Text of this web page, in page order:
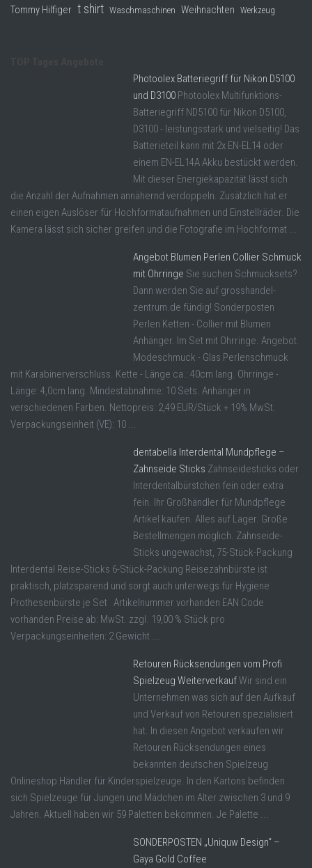
Tommy Hilfiger t shirt Waschmaschinen Weihnachten Werkzeug
Photoolex Batteriegriff für Nikon D5100
und D3100 Photoolex Multifunktions-
Batteriegriff ND5100 für Nikon D5100,
D3100 - leistungsstark und vielseitig! Das
Batterieteil kann mit 2x EN-EL14 oder
einem EN-EL14A Akku bestückt werden.
Mit dieser Energiekapazität lässt sich
die Anzahl der Aufnahmen annähernd verdoppeln. Zusätzlich hat er
einen eigen Auslöser für Hochformataufnahmen und Einstellräder. Die
Kamera lässt sich sicher greifen und die Fotografie im Hochformat ...
Angebot Blumen Perlen Collier Schmuck
mit Ohrringe Sie suchen Schmucksets?
Dann werden Sie auf grosshandel-
zentrum.de fündig! Sonderposten
Perlen Ketten - Collier mit Blumen
Anhänger. Im Set mit Ohrringe. Angebot.
Modeschmuck - Glas Perlenschmuck
mit Karabinerverschluss. Kette - Länge ca.: 40cm lang. Ohrringe -
Länge: 4,0cm lang. Mindestabnahme: 10 Sets. Anhänger in
verschiedenen Farben. Nettopreis: 2,49 EUR/Stück + 19% MwSt.
Verpackungseinheit (VE): 10 ...
dentabella Interdental Mundpflege –
Zahnseide Sticks Zahnseidesticks oder
Interdentalbürstchen fein oder extra
fein. Ihr Großhändler für Mundpflege
Artikel kaufen. Alles auf Lager. Große
Bestellmengen möglich. Zahnseide-
Sticks ungewachst, 75-Stück-Packung
Interdental Reise-Sticks 6-Stück-Packung Reisezahnbürste ist
praktisch, platzsparend und sorgt auch unterwegs für Hygiene
Prothesenbürste je Set Artikelnummer vorhanden EAN Code
vorhanden Preise ab: MwSt. zzgl. 19,00 % Stück pro
Verpackungseinheiten: 2 Gewicht ...
Retouren Rücksendungen vom Profi
Spielzeug WeiterverkaufWir sind ein
Unternehmen was sich auf den Aufkauf
und Verkauf von Retouren spezialisiert
hat. In diesen Angebot verkaufen wir
Retouren Rücksendungen eines
bekannten deutschen Spielzeug
Onlineshop Händler für Kinderspielzeuge. In den Kartons befinden
sich Spielzeuge für Jungen und Mädchen im Alter zwischen 3 und 9
Jahren. Aktuell haben wir 59 Paletten bekommen. Je Palette ...
SONDERPOSTEN „Uniquw Design“ –
Gaya Gold Coffee